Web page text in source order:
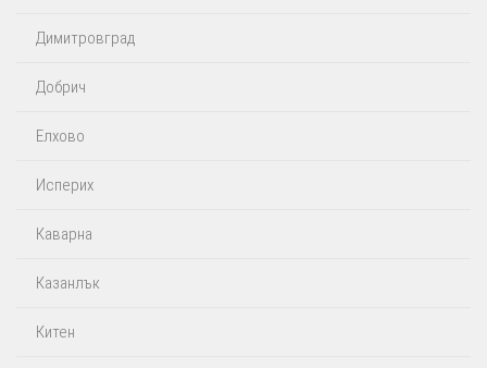
Димитровград
Добрич
Елхово
Исперих
Каварна
Казанлък
Китен